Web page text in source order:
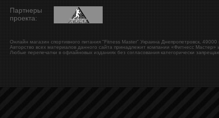
Партнеры
проекта:
Онлайн магазин спортивного питания "Fitness Master" Украина Днепропетровск 49000
Авторство всех материалов данного сайта принадлежит компании «Фитнесс Мастер»
Любые перепечатки в офлайновых изданиях без согласования категорически